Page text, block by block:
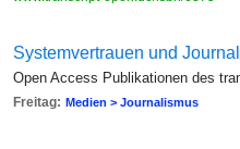
Systemvertrauen und
Open Access Publikationen des
Freitag: Medien > Journalismus